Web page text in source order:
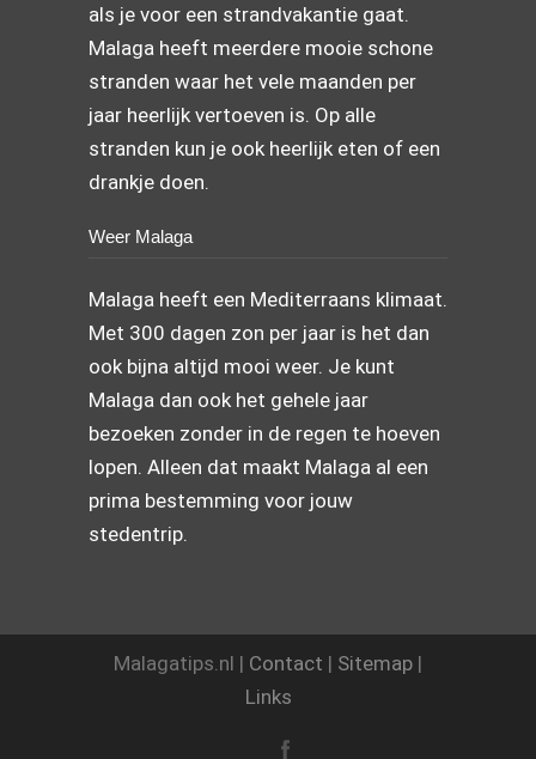
als je voor een strandvakantie gaat.
Malaga heeft meerdere mooie schone
stranden waar het vele maanden per
jaar heerlijk vertoeven is. Op alle
stranden kun je ook heerlijk eten of een
drankje doen.
Weer Malaga
Malaga heeft een Mediterraans klimaat.
Met 300 dagen zon per jaar is het dan
ook bijna altijd mooi weer. Je kunt
Malaga dan ook het gehele jaar
bezoeken zonder in de regen te hoeven
lopen. Alleen dat maakt Malaga al een
prima bestemming voor jouw
stedentrip.
Malagatips.nl | Contact | Sitemap |
Links